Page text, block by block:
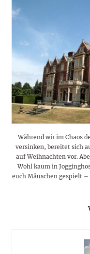
Während wir im Chaos
versinken, bereitet sich
auf Weihnachten vor.
Wohl kaum in
euch Mäuschen gespielt